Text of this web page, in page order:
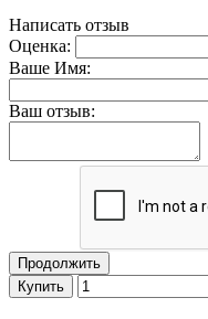
Написать отзыв
Оценка:
Ваше Имя:
Ваш отзыв:
Продолжить
Купить